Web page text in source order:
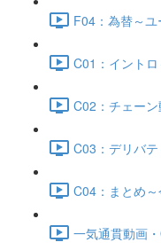
F04：為替～
C01：イント
C02：チェー
C03：デリバ
C04：まとめ
一気通貫動画